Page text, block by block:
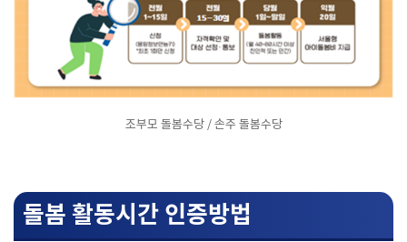
조부모 돌봄수당 / 손주 돌봄수당
돌봄 활동시간 인증방법